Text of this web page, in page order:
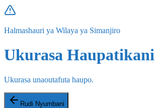
Halmashauri ya Wilaya ya Simanjiro
Ukurasa Haupatikani
Ukurasa unaoutafuta haupo.
Rudi Nyumbani